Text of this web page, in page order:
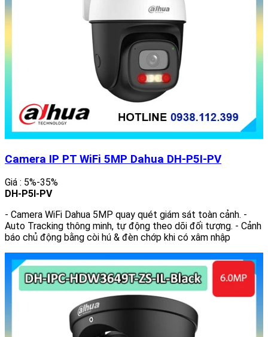
Camera IP PT WiFi 5MP Dahua DH-P5I-PV
Giá : 5%-35%
DH-P5I-PV
- Camera WiFi Dahua 5MP quay quét giám sát toàn cảnh. -
Auto Tracking thông minh, tự động theo dõi đối tượng. - Cảnh
báo chủ động bằng còi hú & đèn chớp khi có xâm nhập